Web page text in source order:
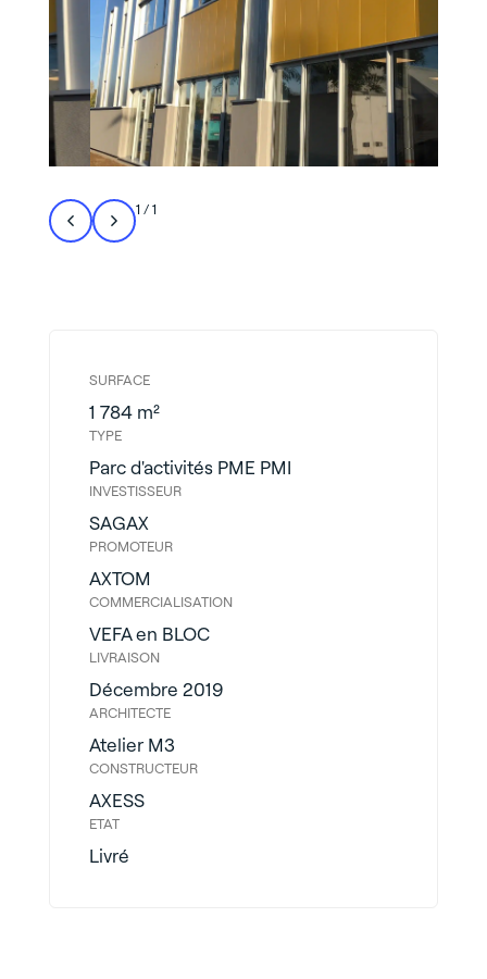
1 /1
SURFACE
1 784 m²
TYPE
Parc d'activités PME PMI
INVESTISSEUR
SAGAX
PROMOTEUR
AXTOM
COMMERCIALISATION
VEFA en BLOC
LIVRAISON
Décembre 2019
ARCHITECTE
Atelier M3
CONSTRUCTEUR
AXESS
ETAT
Livré